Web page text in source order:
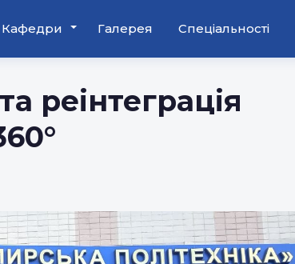
Кафедри Галерея Спеціальності
реінтеграція